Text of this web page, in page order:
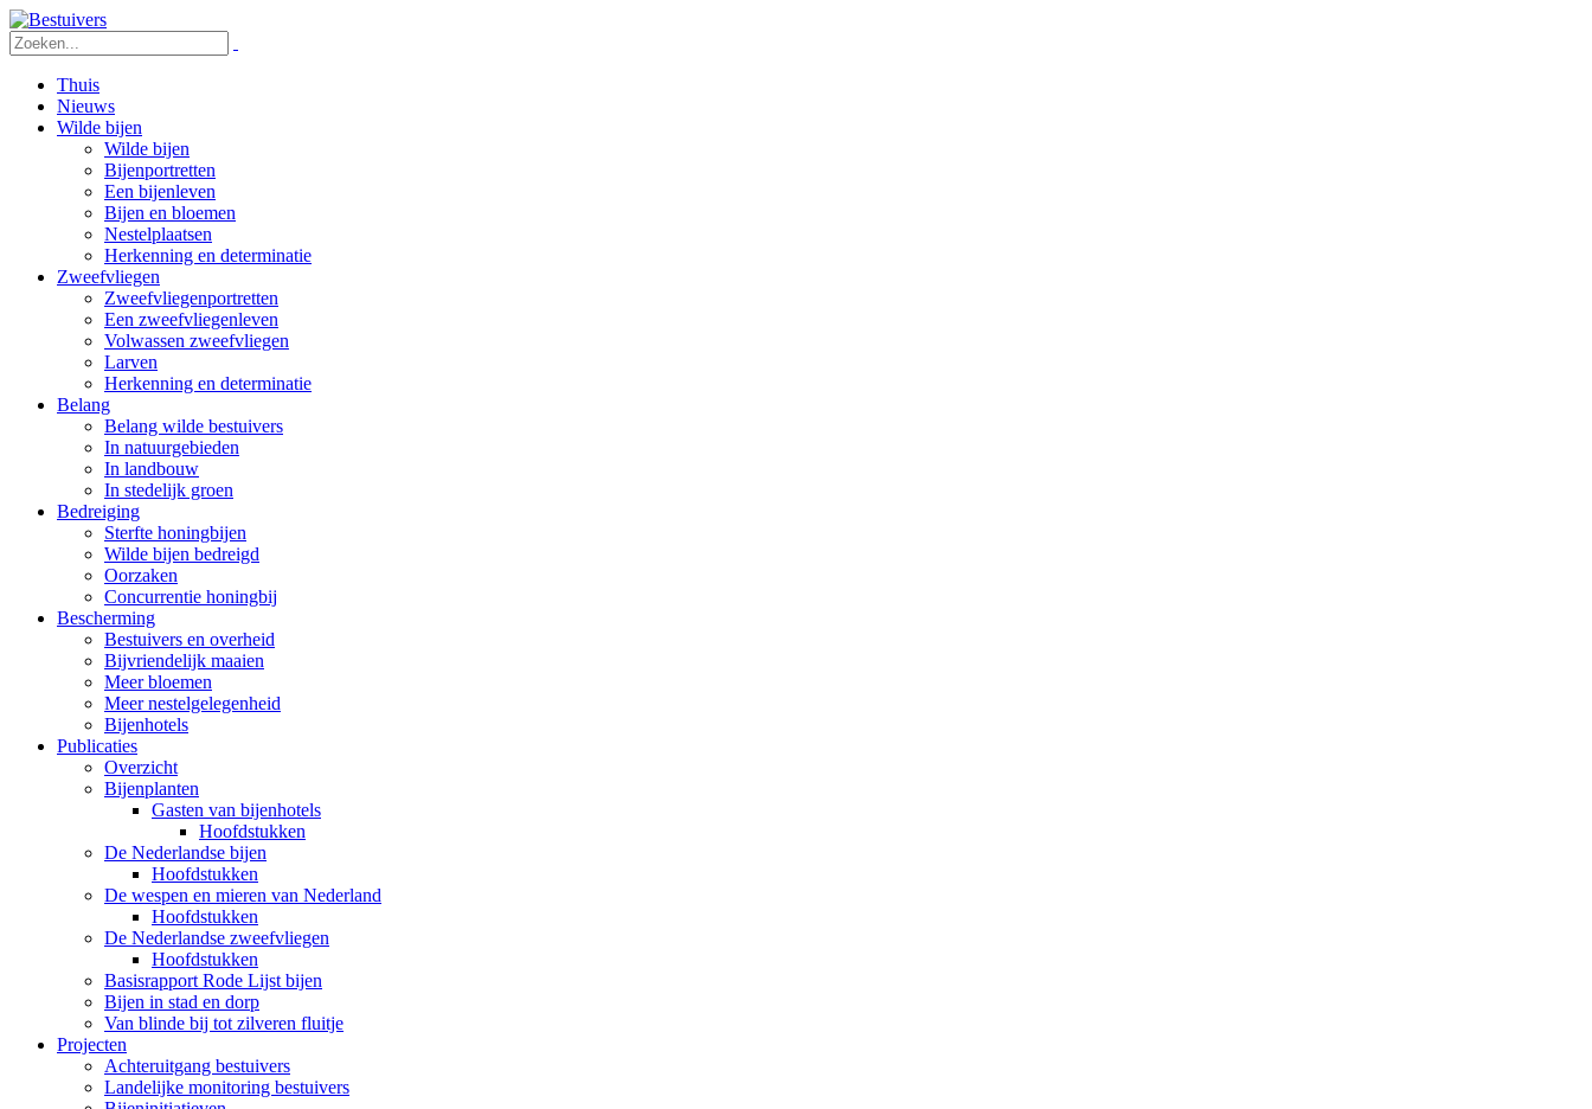
Thuis
Nieuws
Wilde bijen
Wilde bijen
Bijenportretten
Een bijenleven
Bijen en bloemen
Nestelplaatsen
Herkenning en determinatie
Zweefvliegen
Zweefvliegenportretten
Een zweefvliegenleven
Volwassen zweefvliegen
Larven
Herkenning en determinatie
Belang
Belang wilde bestuivers
In natuurgebieden
In landbouw
In stedelijk groen
Bedreiging
Sterfte honingbijen
Wilde bijen bedreigd
Oorzaken
Concurrentie honingbij
Bescherming
Bestuivers en overheid
Bijvriendelijk maaien
Meer bloemen
Meer nestelgelegenheid
Bijenhotels
Publicaties
Overzicht
Bijenplanten
Gasten van bijenhotels
Hoofdstukken
De Nederlandse bijen
Hoofdstukken
De wespen en mieren van Nederland
Hoofdstukken
De Nederlandse zweefvliegen
Hoofdstukken
Basisrapport Rode Lijst bijen
Bijen in stad en dorp
Van blinde bij tot zilveren fluitje
Projecten
Achteruitgang bestuivers
Landelijke monitoring bestuivers